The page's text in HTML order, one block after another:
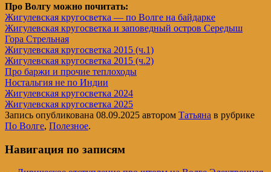
Про Волгу можно почитать:
Жигулевская кругосветка — по Волге на байдарке
Жигулевская кругосветка и заповедный остров Середыш
Гора Стрельная
Жигулевская кругосветка 2015 (ч.1)
Жигулевская кругосветка 2015 (ч.2)
Про баржи и прочие теплоходы
Ностальгия не по Индии
Жигулевская кругосветка 2024
Жигулевская кругосветка 2025
Запись опубликована 08.09.2025 автором Татьяна в рубрике
По Волге, Полезное.
Навигация по записям